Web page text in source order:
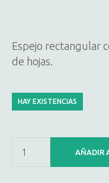
Espejo rectangular
de hojas.
HAY EXISTENCIAS
AÑADIR